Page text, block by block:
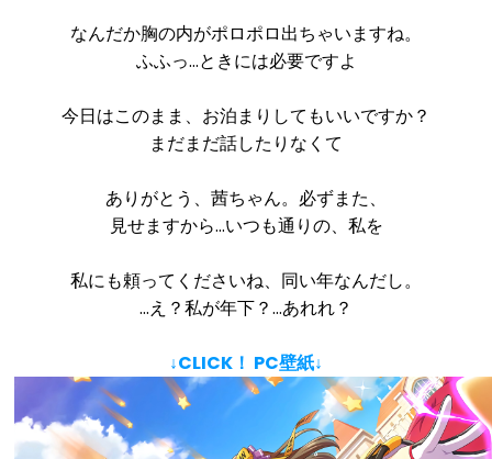
なんだか胸の内がポロポロ出ちゃいますね。
ふふっ…ときには必要ですよ
今日はこのまま、お泊まりしてもいいですか？
まだまだ話したりなくて
ありがとう、茜ちゃん。必ずまた、
見せますから…いつも通りの、私を
私にも頼ってくださいね、同い年なんだし。
…え？私が年下？…あれれ？
↓CLICK！ PC壁紙↓